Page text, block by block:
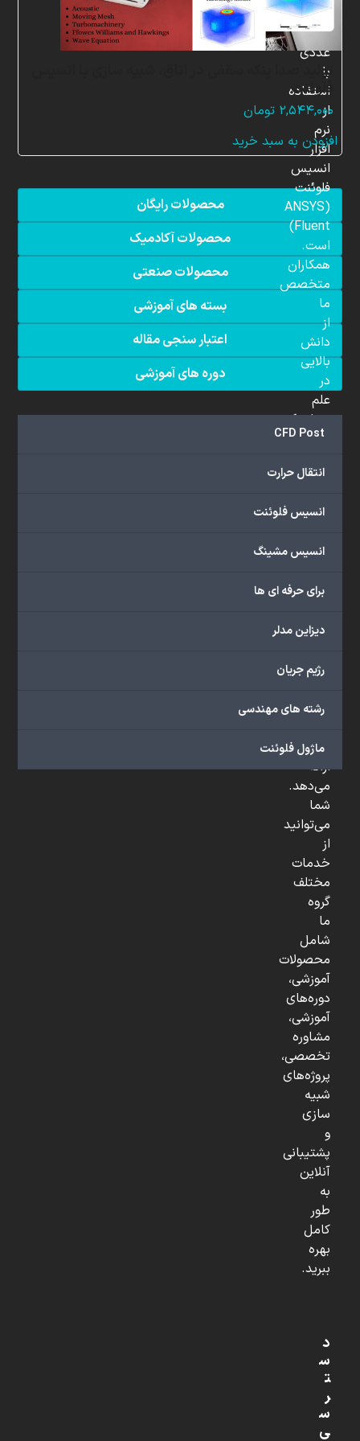
تولید صدا پنکه سقفی در اتاق، شبیه سازی با انسیس
فلوئنت
۲,۵۴۴,۰۰۰ تومان
افزودن به سبد خرید
محصولات رایگان
محصولات آکادمیک
محصولات صنعتی
بسته های آموزشی
اعتبار سنجی مقاله
دوره های آموزشی
CFD Post
انتقال حرارت
انسیس فلوئنت
انسیس مشینگ
برای حرفه ای ها
دیزاین مدلر
رژیم جریان
رشته های مهندسی
ماژول فلوئنت
شبیه
سازی
عددی
با
استفاده
از
نرم
افزار
انسیس
فلوئنت
(ANSYS
Fluent)
است.
همکاران
متخصص
ما
از
دانش
بالایی
در
علم
دینامیک
سیالات
(CFD)
هستند.
ما
گسترده‌ای
با
دانشگاهی،
صنعتی
...
ارائه
می‌دهد.
شما
می‌توانید
از
خدمات
مختلف
گروه
ما
شامل
محصولات
آموزشی،
دوره‌های
آموزشی،
مشاوره
تخصصی،
پروژه‌های
شبیه
سازی
و
پشتیبانی
آنلاین
به
طور
کامل
بهره
ببرید.
د
س
ت
ر
س
ی